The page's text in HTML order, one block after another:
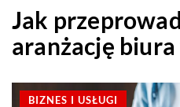
Jak
aranżację
BIZNES I USŁUGI